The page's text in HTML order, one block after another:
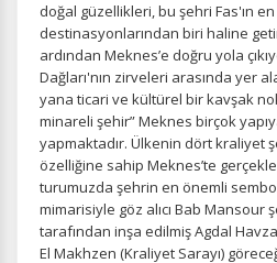
Tercihleri
doğal güzellikleri, bu şehri Fas'ın
destinasyonlarından biri haline
ardından Meknes’e doğru yola
Dağları'nın zirveleri arasında yer
yana ticari ve kültürel bir kavşak
minareli şehir” Meknes birçok
yapmaktadır. Ülkenin dört kraliyet
özelliğine sahip Meknes’te
turumuzda şehrin en önemli
mimarisiyle göz alıcı Bab Mansour
tarafından inşa edilmiş Agdal
El Makhzen (Kraliyet Sarayı)